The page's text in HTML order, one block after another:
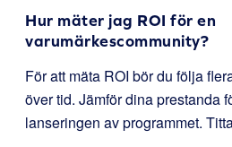
Hur mäter jag ROI för en
varumärkescommunity?
För att mäta ROI bör du följa
över tid. Jämför dina prestanda
lanseringen av programmet.